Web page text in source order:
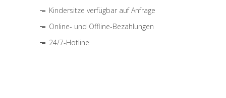
Kindersitze verfügbar auf Anfrage
Online- und Offline-Bezahlungen
24/7-Hotline